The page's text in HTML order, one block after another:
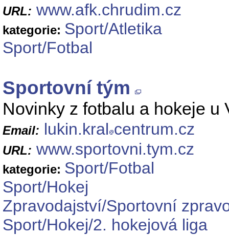
URL: www.afk.chrudim.cz
kategorie: Sport/Atletika
Sport/Fotbal
Sportovní tým
Novinky z fotbalu a hokeje u
Email: lukin.kral centrum.cz
URL: www.sportovni.tym.cz
kategorie: Sport/Fotbal
Sport/Hokej
Zpravodajství/Sportovní
Sport/Hokej/2. hokejová liga